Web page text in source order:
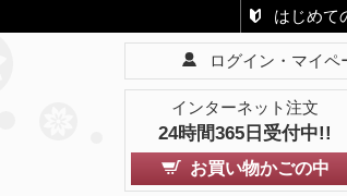
はじめて
ログイン・マイペ
インターネット注文
24時間365日受付中!!
お買い物かごの中